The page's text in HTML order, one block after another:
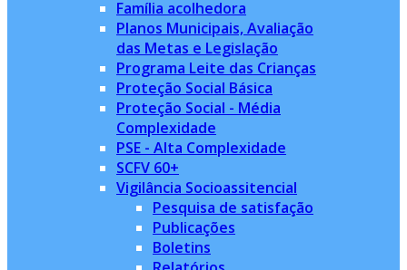
Família acolhedora
Planos Municipais, Avaliação
das Metas e Legislação
Programa Leite das Crianças
Proteção Social Básica
Proteção Social - Média
Complexidade
PSE - Alta Complexidade
SCFV 60+
Vigilância Socioassitencial
Pesquisa de satisfação
Publicações
Boletins